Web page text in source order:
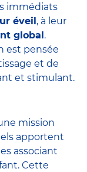
immédiats
éveil , à leur
global .
est pensée
et de
et stimulant.
mission
apportent
associant
Cette